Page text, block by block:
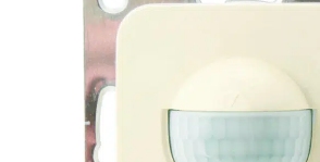
Händler
Über uns